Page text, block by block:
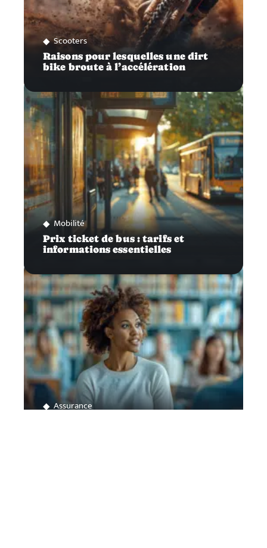
Scooters
Raisons pour lesquelles une dirt
bike broute à l’accélération
Mobilité
Prix ticket de bus : tarifs et
informations essentielles
Assurance